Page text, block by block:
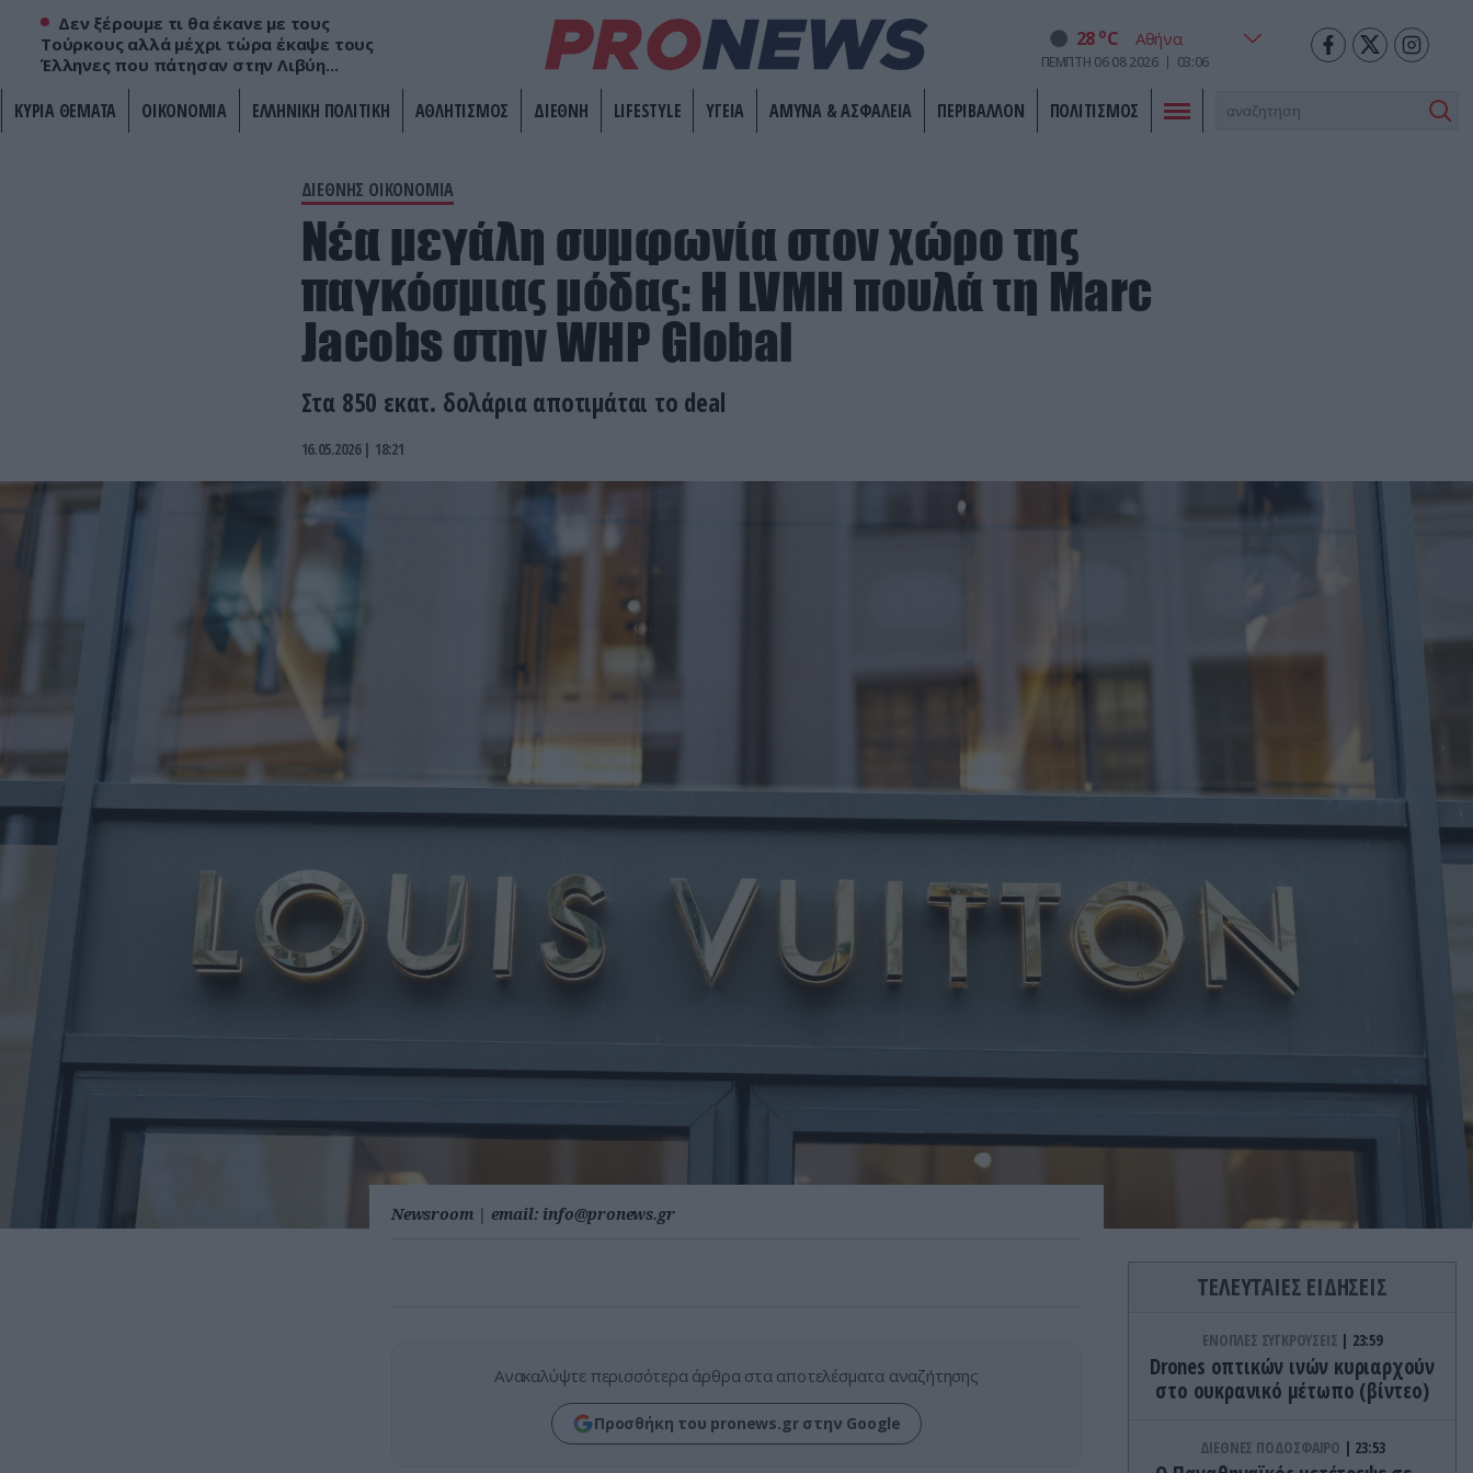
Δεν ξέρουμε τι θα έκανε με τους
Τούρκους αλλά μέχρι τώρα έκαψε τους
Έλληνες που πάτησαν στην Λιβύη...
28 oC
ΠΕΜΠΤΗ 06 08 2026 03:06
ΚΥΡΙΑ ΘΕΜΑΤΑ ΟΙΚΟΝΟΜΙΑ ΕΛΛΗΝΙΚΗ ΠΟΛΙΤΙΚΗ ΑΘΛΗΤΙΣΜΟΣ ΔΙΕΘΝΗ LIFESTYLE ΥΓΕΙΑ ΑΜΥΝΑ & ΑΣΦΑΛΕΙΑ ΠΕΡΙΒΑΛΛΟΝ ΠΟΛΙΤΙΣΜΟΣ
ΔΙΕΘΝΗΣ ΟΙΚΟΝΟΜΙΑ
Νέα μεγάλη συμφωνία στον χώρο της
παγκόσμιας μόδας: Η LVMH πουλά τη Marc
Jacobs στην WHP Global
Στα 850 εκατ. δολάρια αποτιμάται το deal
16.05.2026 | 18:21
Newsroom | email: info@pronews.gr
Ανακαλύψτε περισσότερα άρθρα στα αποτελέσματα αναζήτησης
Προσθήκη του pronews.gr στην Google
ΤΕΛΕΥΤΑΙΕΣ ΕΙΔΗΣΕΙΣ
ΕΝΟΠΛΕΣ ΣΥΓΚΡΟΥΣΕΙΣ 23:59
Drones οπτικών ινών κυριαρχούν
στο ουκρανικό μέτωπο (βίντεο)
ΔΙΕΘΝΕΣ ΠΟΔΟΣΦΑΙΡΟ 23:53